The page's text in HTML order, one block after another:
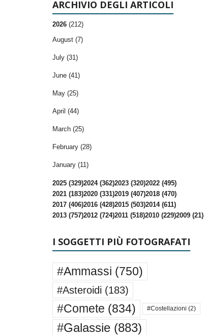
ARCHIVIO DEGLI ARTICOLI
2026 (212)
August (7)
July (31)
June (41)
May (25)
April (44)
March (25)
February (28)
January (11)
2025 (329)2024 (362)2023 (320)2022 (495)
2021 (183)2020 (331)2019 (407)2018 (470)
2017 (406)2016 (428)2015 (503)2014 (611)
2013 (757)2012 (724)2011 (518)2010 (229)2009 (21)
I SOGGETTI PIÙ FOTOGRAFATI
#Ammassi (750)
#Asteroidi (183)
#Comete (834) #Costellazioni (2)
#Galassie(883)